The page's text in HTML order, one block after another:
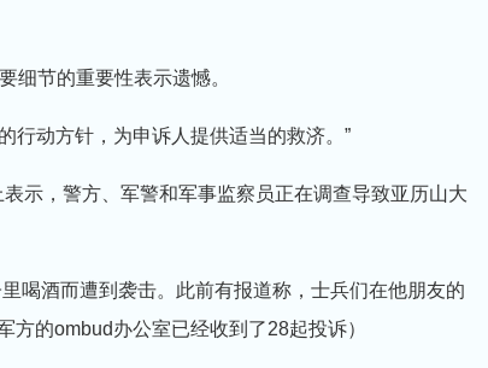
细节的重要性表示遗憾。
行动方针，为申诉人提供适当的救济。”
示，警方、军警和军事监察员正在调查导致亚历山大
喝酒而遭到袭击。此前有报道称，士兵们在他朋友的
的ombud办公室已经收到了28起投诉）